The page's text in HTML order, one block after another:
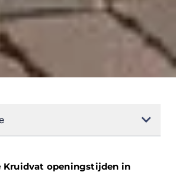
Kruidvat openingstijden in